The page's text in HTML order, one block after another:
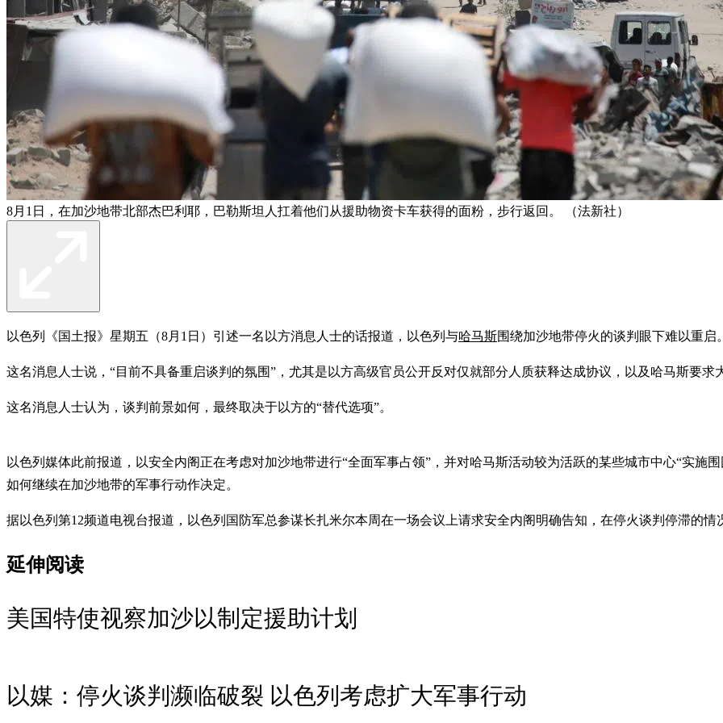
8月1日，在加沙地带北部杰巴利耶，巴勒斯坦人扛着他们从援助物资卡车获得的面粉，步行返回。 （法新社）
以色列《国土报》星期五（8月1日）引述一名以方消息人士的话报道，以色列与哈马斯围绕加沙地带停火的谈判眼下难以重启
这名消息人士说，“目前不具备重启谈判的氛围”，尤其是以方高级官员公开反对仅就部分人质获释达成协议，以及哈马斯要求
这名消息人士认为，谈判前景如何，最终取决于以方的“替代选项”。
以色列媒体此前报道，以安全内阁正在考虑对加沙地带进行“全面军事占领”，并对哈马斯活动较为活跃的某些城市中心“实施
如何继续在加沙地带的军事行动作决定。
据以色列第12频道电视台报道，以色列国防军总参谋长扎米尔本周在一场会议上请求安全内阁明确告知，在停火谈判停滞的
延伸阅读
美国特使视察加沙以制定援助计划
以媒：停火谈判濒临破裂 以色列考虑扩大军事行动